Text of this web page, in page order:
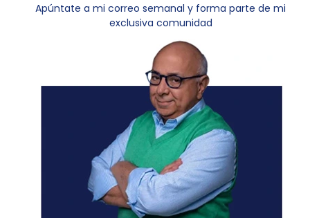
Apúntate a mi correo semanal y forma parte de mi
exclusiva comunidad